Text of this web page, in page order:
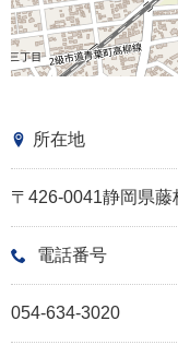
所在地
〒426-0041静岡県藤
電話番号
054-634-3020